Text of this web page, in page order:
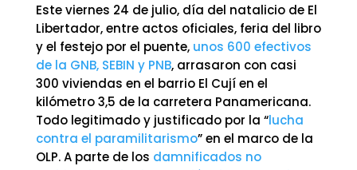
Este viernes 24 de julio, día del natalicio de El
Libertador, entre actos oficiales, feria del libro
y el festejo por el puente, unos 600 efectivos
de la GNB, SEBIN y PNB, arrasaron con casi
300 viviendas en el barrio El Cují en el
kilómetro 3,5 de la carretera Panamericana.
Todo legitimado y justificado por la “lucha
contra el paramilitarismo” en el marco de la
OLP. A parte de los damnificados no